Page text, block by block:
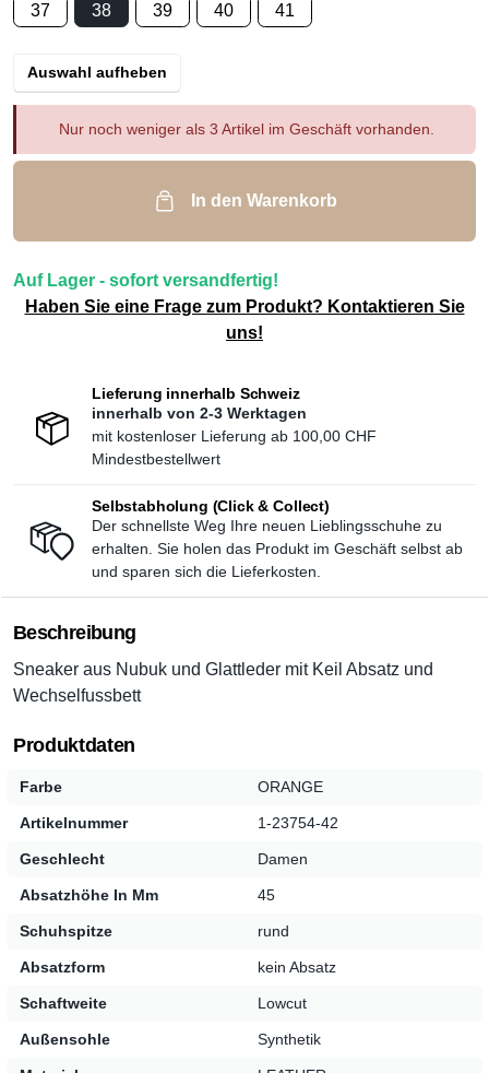
37
38 39 40 41
Auswahl aufheben
Nur noch weniger als 3 Artikel im Geschäft vorhanden.
In den Warenkorb
Auf Lager - sofort versandfertig!
Haben Sie eine Frage zum Produkt? Kontaktieren Sie
uns!
Lieferung innerhalb Schweiz
innerhalb von 2-3 Werktagen
mit kostenloser Lieferung ab 100,00 CHF
Mindestbestellwert
Selbstabholung (Click & Collect)
Der schnellste Weg Ihre neuen Lieblingsschuhe zu
erhalten. Sie holen das Produkt im Geschäft selbst ab
und sparen sich die Lieferkosten.
Beschreibung
Sneaker aus Nubuk und Glattleder mit Keil Absatz und
Wechselfussbett
Produktdaten
Farbe ORANGE
Artikelnummer 1-23754-42
Geschlecht Damen
Absatzhöhe In Mm 45
Schuhspitze rund
Absatzform kein Absatz
Schaftweite Lowcut
Außensohle Synthetik